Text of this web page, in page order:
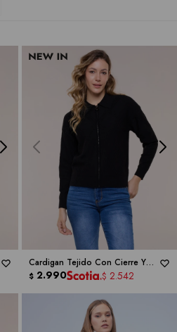
Cardigan Tejido Con Cierre Y
Textura Labrada -RIO & RIAN
$ 2.990 $ 2.542